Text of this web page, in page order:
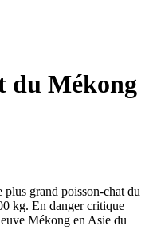
du Mékong
grand poisson-chat du
kg. En danger critique
Mékong en Asie du